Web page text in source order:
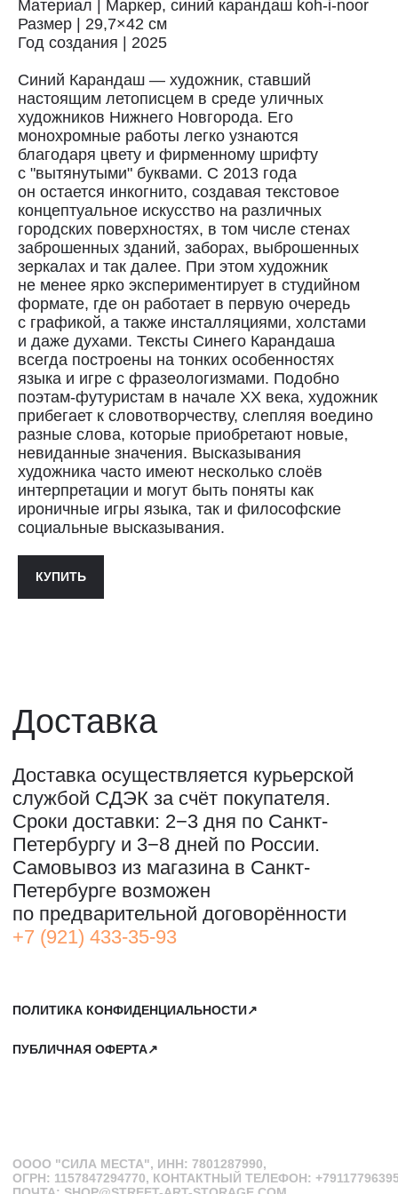
Материал | Маркер, синий карандаш koh-i-noor
Размер | 29,7×42 см
Год создания | 2025
Синий Карандаш — художник, ставший
настоящим летописцем в среде уличных
художников Нижнего Новгорода. Его
монохромные работы легко узнаются
благодаря цвету и фирменному шрифту
с "вытянутыми" буквами. С 2013 года
он остается инкогнито, создавая текстовое
концептуальное искусство на различных
городских поверхностях, в том числе стенах
заброшенных зданий, заборах, выброшенных
зеркалах и так далее. При этом художник
не менее ярко экспериментирует в студийном
формате, где он работает в первую очередь
с графикой, а также инсталляциями, холстами
и даже духами. Тексты Синего Карандаша
всегда построены на тонких особенностях
языка и игре с фразеологизмами. Подобно
поэтам-футуристам в начале XX века, художник
прибегает к словотворчеству, слепляя воедино
разные слова, которые приобретают новые,
невиданные значения. Высказывания
художника часто имеют несколько слоёв
интерпретации и могут быть поняты как
ироничные игры языка, так и философские
социальные высказывания.
КУПИТЬ
Доставка осуществляется курьерской
службой СДЭК за счёт покупателя.
Сроки доставки: 2−3 дня по Санкт-
Петербургу и 3−8 дней по России.
Самовывоз из магазина в Санкт-
Петербурге возможен
по предварительной договорённости
+7 (921) 433-35-93
ПОЛИТИКА КОНФИДЕНЦИАЛЬНОСТИ↗
ПУБЛИЧНАЯ ОФЕРТА↗
Доставка
САНКТ-ПЕТЕРБУРГ, СЕВКАБЕЛЬ ПОРТ
КОЖЕВЕННАЯ УЛИЦА, 40Е
2-Й ЭТАЖ, ДОМОФОН 19#
ПОЧТА:
INFO@STREET-ART-STORAGE.COM
PR@STREET-ART-STORAGE.COM
ДЛЯ ЗАПИСИ НА ЭКСКУРСИИ:+7 921 433-35-93